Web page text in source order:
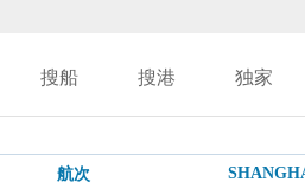
搜船 搜港 独家
航次